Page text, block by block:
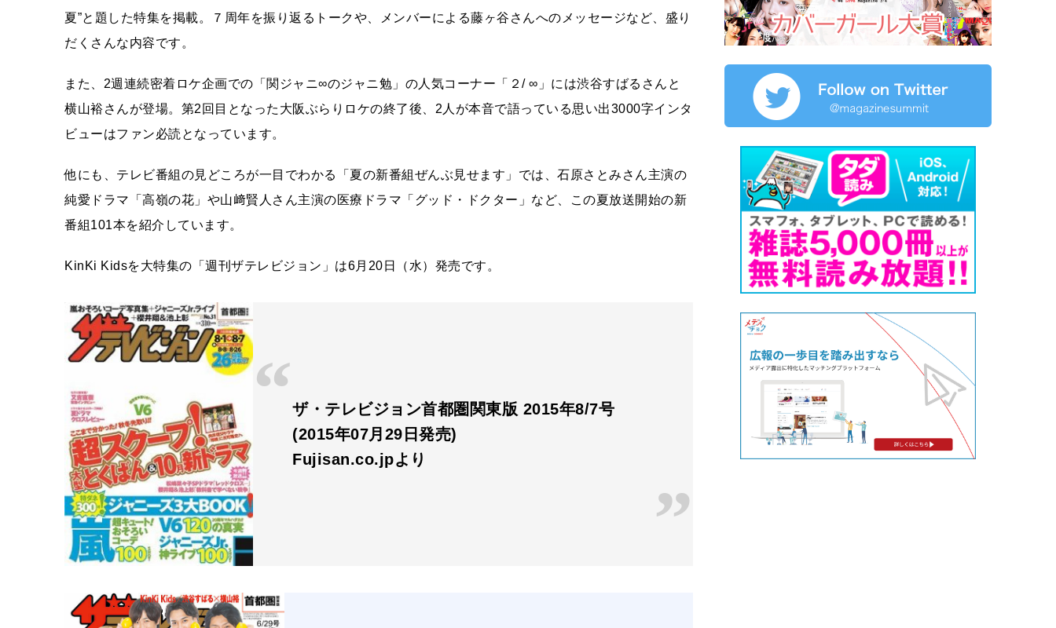
夏”と題した特集を掲載。７周年を振り返るトークや、メンバーによる藤ヶ谷さんへのメッセージなど、盛り
だくさんな内容です。
また、2週連続密着ロケ企画での「関ジャニ∞のジャニ勉」の人気コーナー「２/ ∞」には渋谷すばるさんと
横山裕さんが登場。第2回目となった大阪ぶらりロケの終了後、2人が本音で語っている思い出3000字インタ
ビューはファン必読となっています。
他にも、テレビ番組の見どころが一目でわかる「夏の新番組ぜんぶ見せます」では、石原さとみさん主演の
純愛ドラマ「高嶺の花」や山﨑賢人さん主演の医療ドラマ「グッド・ドクター」など、この夏放送開始の新
番組101本を紹介しています。
KinKi Kidsを大特集の「週刊ザテレビジョン」は6月20日（水）発売です。
ザ・テレビジョン首都圏関東版 2015年8/7号
(2015年07月29日発売)
Fujisan.co.jpより